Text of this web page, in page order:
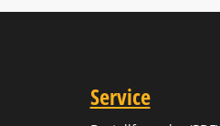
Service